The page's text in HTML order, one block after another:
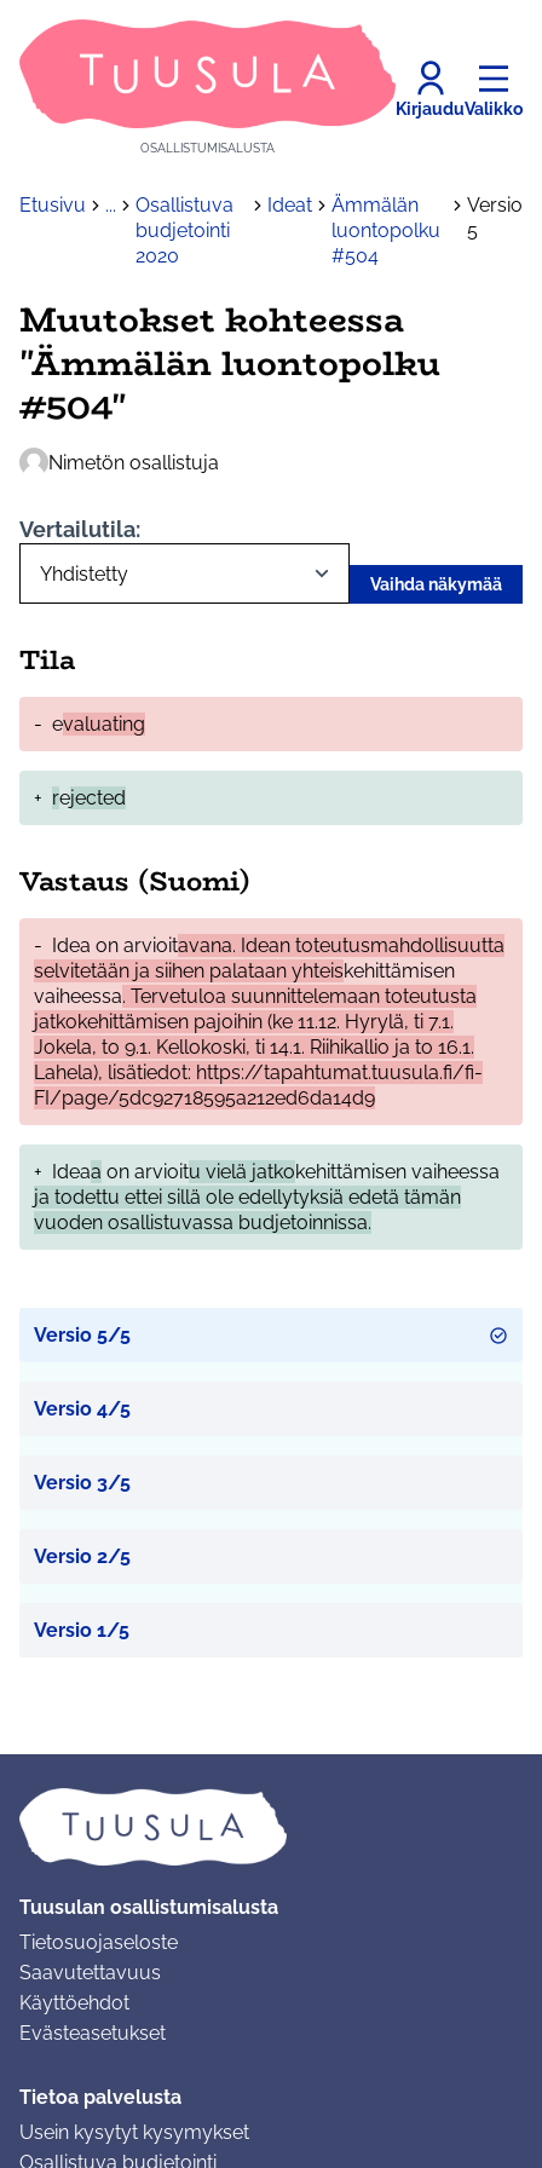
OSALLISTUMISALUSTA
KirjauduValikko
Etusivu ...
Osallistuva
budjetointi
2020
Ideat
Ämmälän
luontopolku
#504
Versio
5
Muutokset kohteessa
"Ämmälän luontopolku
#504"
Nimetön osallistuja
Vertailutila:
Vaihda näkymää
Tila
- evaluating
+ rejected
Vastaus (Suomi)
- Idea on arvioitavana. Idean toteutusmahdollisuutta
selvitetään ja siihen palataan yhteiskehittämisen
vaiheessa. Tervetuloa suunnittelemaan toteutusta
jatkokehittämisen pajoihin (ke 11.12. Hyrylä, ti 7.1.
Jokela, to 9.1. Kellokoski, ti 14.1. Riihikallio ja to 16.1.
Lahela), lisätiedot: https://tapahtumat.tuusula.fi/fi-
FI/page/5dc92718595a212ed6da14d9
+ Ideaa on arvioitu vielä jatkokehittämisen vaiheessa
ja todettu ettei sillä ole edellytyksiä edetä tämän
vuoden osallistuvassa budjetoinnissa.
Versio 5/5
Versio 4/5
Versio 3/5
Versio 2/5
Versio 1/5
Tuusulan osallistumisalusta
Tietosuojaseloste
Saavutettavuus
Käyttöehdot
Evästeasetukset
Tietoa palvelusta
Usein kysytyt kysymykset
Osallistuva budjetointi